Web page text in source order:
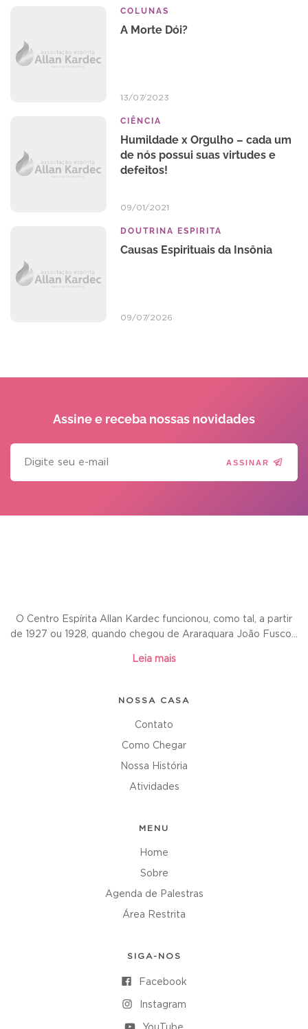
COLUNAS
A Morte Dói?
13/07/2023
CIÊNCIA
Humildade x Orgulho – cada um
de nós possui suas virtudes e
defeitos!
09/01/2021
DOUTRINA ESPIRITA
Causas Espirituais da Insônia
09/07/2026
Assine e receba nossas novidades
ASSINAR
O Centro Espírita Allan Kardec funcionou, como tal, a partir
de 1927 ou 1928, quando chegou de Araraquara João Fusco...
Leia mais
NOSSA CASA
Contato
Como Chegar
Nossa História
Atividades
MENU
Home
Sobre
Agenda de Palestras
Área Restrita
SIGA-NOS
Facebook
Instagram